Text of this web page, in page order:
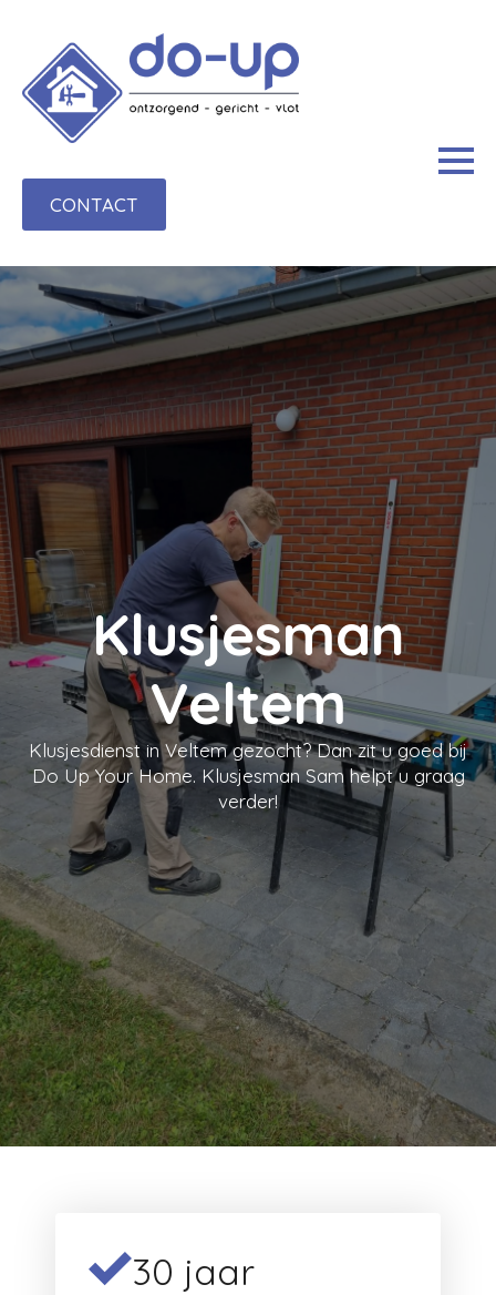
CONTACT
Klusjesman
Veltem
Klusjesdienst in Veltem gezocht? Dan zit u goed bij
Do Up Your Home. Klusjesman Sam helpt u graag
verder!
30 jaar